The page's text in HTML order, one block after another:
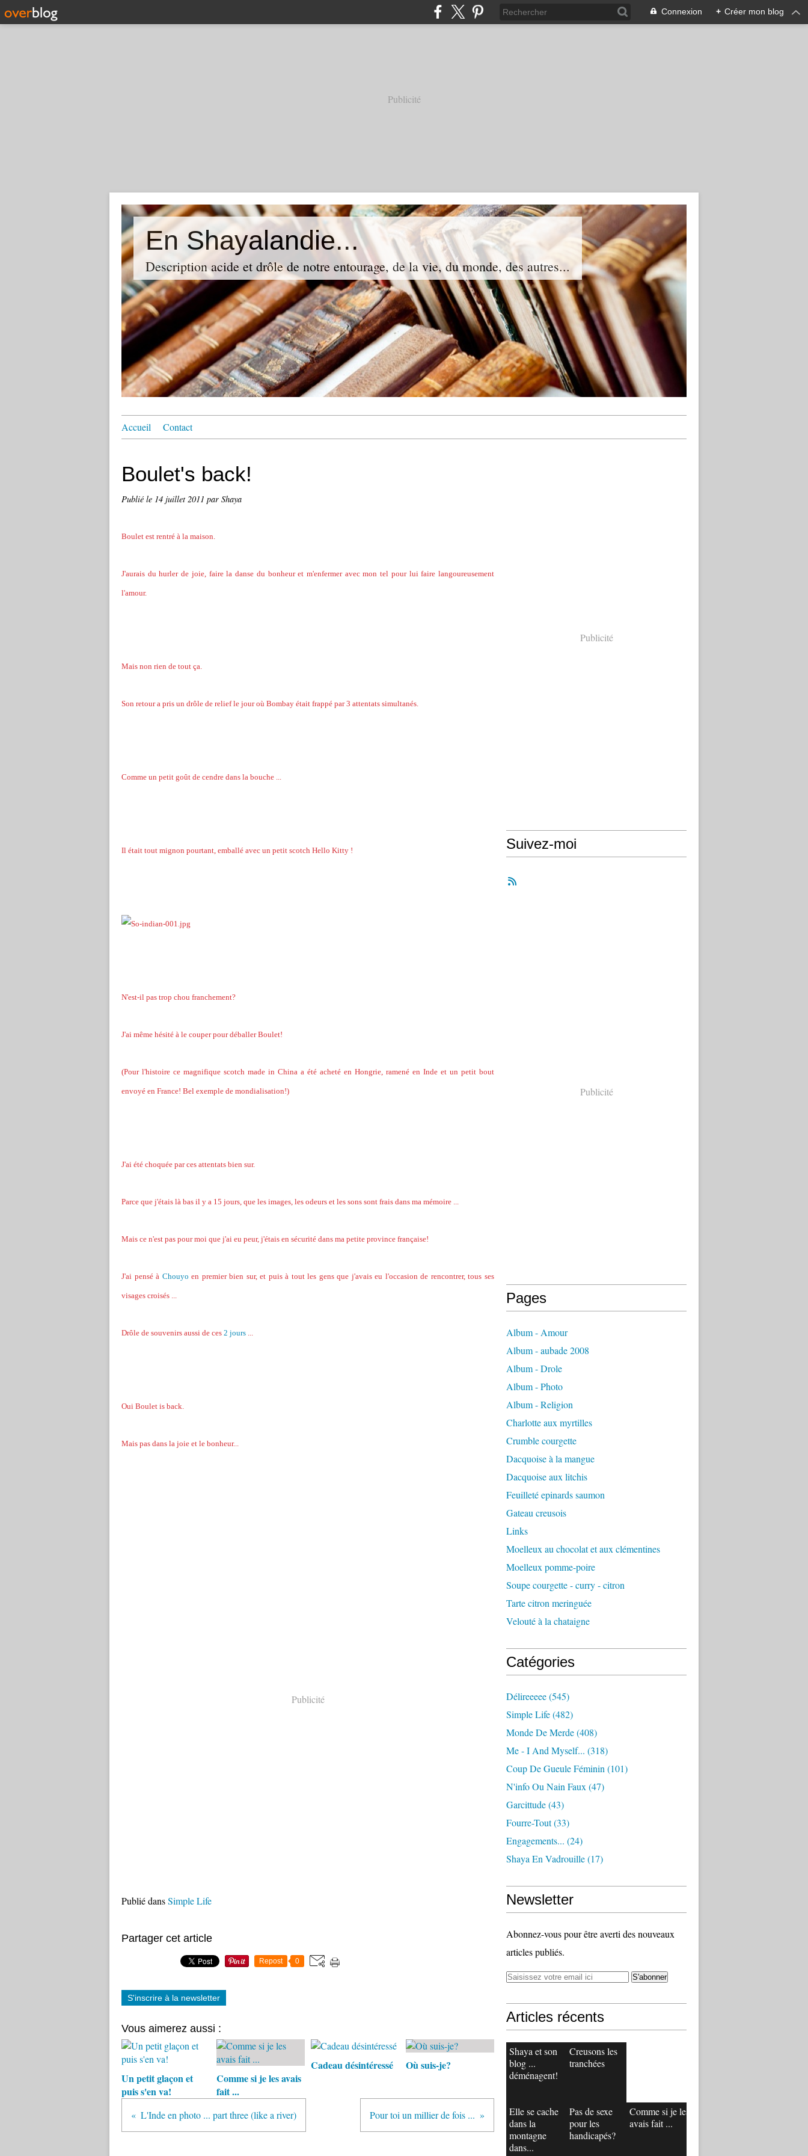
Connexion + Créer mon blog
Publicité
En Shayalandie...
Description acide et drôle de notre entourage, de la vie, du monde, des autres...
Accueil Contact
Boulet's back!
Publié le 14 juillet 2011 par Shaya
Boulet est rentré à la maison.
J'aurais du hurler de joie, faire la danse du bonheur et m'enfermer avec mon tel pour lui faire langoureusement
l'amour.
Mais non rien de tout ça.
Son retour a pris un drôle de relief le jour où Bombay était frappé par 3 attentats simultanés.
Comme un petit goût de cendre dans la bouche ...
Il était tout mignon pourtant, emballé avec un petit scotch Hello Kitty !
N'est-il pas trop chou franchement?
J'ai même hésité à le couper pour déballer Boulet!
(Pour l'histoire ce magnifique scotch made in China a été acheté en Hongrie, ramené en Inde et un petit bout
envoyé en France! Bel exemple de mondialisation!)
J'ai été choquée par ces attentats bien sur.
Parce que j'étais là bas il y a 15 jours, que les images, les odeurs et les sons sont frais dans ma mémoire ...
Mais ce n'est pas pour moi que j'ai eu peur, j'étais en sécurité dans ma petite province française!
J'ai pensé à Chouyo en premier bien sur, et puis à tout les gens que j'avais eu l'occasion de rencontrer, tous ses
visages croisés ...
Drôle de souvenirs aussi de ces 2 jours ...
Oui Boulet is back.
Mais pas dans la joie et le bonheur...
Publicité
Publié dansSimple Life
Partager cet article
Repost 0
S'inscrire à la newsletter
Vous aimerez aussi :
Un petit glaçon et
puis s'en va!
Comme si je les avais
fait ...
Cadeau désintéressé Où suis-je?
L'Inde en photo ... part three (like a river) Pour toi un millier de fois ...
Publicité
Suivez-moi
Publicité
Pages
Album - Amour
Album - aubade 2008
Album - Drole
Album - Photo
Album - Religion
Charlotte aux myrtilles
Crumble courgette
Dacquoise à la mangue
Dacquoise aux litchis
Feuilleté epinards saumon
Gateau creusois
Links
Moelleux au chocolat et aux clémentines
Moelleux pomme-poire
Soupe courgette - curry - citron
Tarte citron meringuée
Velouté à la chataigne
Catégories
Délireeeee(545)
Simple Life(482)
Monde De Merde(408)
Me - I And Myself... (318)
Coup De Gueule Féminin (101)
N'info Ou Nain Faux (47)
Garcittude(43)
Fourre-Tout(33)
Engagements... (24)
Shaya En Vadrouille(17)
Newsletter
Abonnez-vous pour être averti des nouveaux
articles publiés.
Articles récents
Shaya et son
blog ...
déménagent!
Creusons les
tranchées
Elle se cache
dans la
montagne
dans...
Pas de sexe
pour les
handicapés?
Comme si je les
avais fait ...